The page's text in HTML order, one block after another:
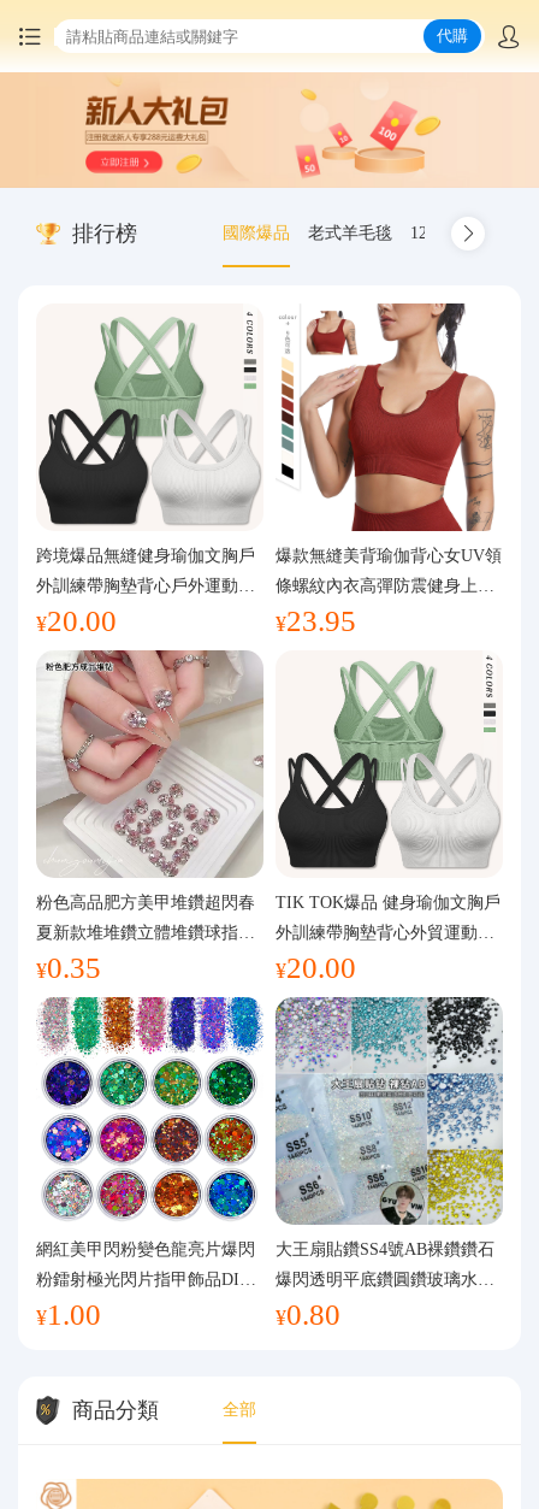
中國商品代購
集運服務
最新公告
物流資訊
代購問答
關於我們
代購
排行榜 國際爆品 老式羊毛毯 12.00-20 truck
跨境爆品無縫健身瑜伽文胸戶
外訓練帶胸墊背心戶外運動瑜
伽服女
¥20.00
爆款無縫美背瑜伽背心女UV領
條螺紋內衣高彈防震健身上裝
運動文胸
¥23.95
粉色高品肥方美甲堆鑽超閃春
夏新款堆堆鑽立體堆鑽球指甲
裝飾品
¥0.35
TIK TOK爆品 健身瑜伽文胸戶
外訓練帶胸墊背心外貿運動瑜
伽服女
¥20.00
網紅美甲閃粉變色龍亮片爆閃
粉鐳射極光閃片指甲飾品DIY
手工流麻
¥1.00
大王扇貼鑽SS4號AB裸鑽鑽石
爆閃透明平底鑽圓鑽玻璃水鑽
美甲鑽飾
¥0.80
商品分類 全部